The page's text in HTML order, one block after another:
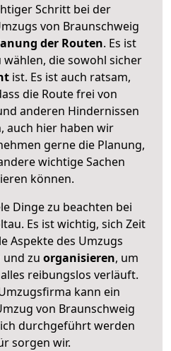
Schritt bei der
von Braunschweig
der Routen. Es ist
die sowohl sicher
ist. Es ist auch ratsam,
die Route frei von
anderen Hindernissen
auch hier haben wir
gerne die Planung,
wichtige Sachen
können.
Dinge zu beachten bei
Es ist wichtig, sich Zeit
Aspekte des Umzugs
und zu organisieren, um
reibungslos verläuft.
kann ein
von Braunschweig
durchgeführt werden
sorgen wir.